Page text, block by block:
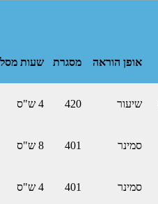
אופן הוראה מסגרת שעות
שיעור 420 4 ש"ס
סמינר 401 8 ש"ס
סמינר 401 4 ש"ס